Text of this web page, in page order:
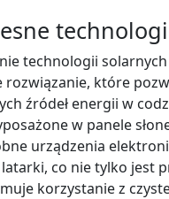
technologii
rozwiązanie, które
źródeł energii w
w panele
urządzenia
co nie tylko jest
korzystanie z